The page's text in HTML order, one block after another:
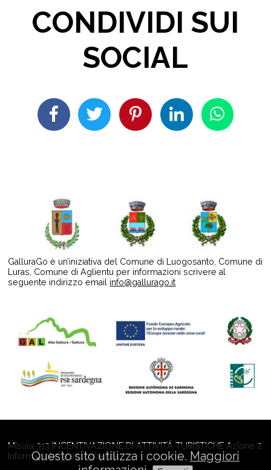
CONDIVIDI SUI
SOCIAL
GalluraGo è un’iniziativa del Comune di Luogosanto, Comune di
Luras, Comune di Aglientu per informazioni scrivere al
seguente indirizzo email info@gallurago.it
Misura 313 INCENTIVAZIONE DI ATTIVITÁ TURISTICHE Azione 2
Informazione e accoglienza
Questo sito utilizza i cookie. Maggiori